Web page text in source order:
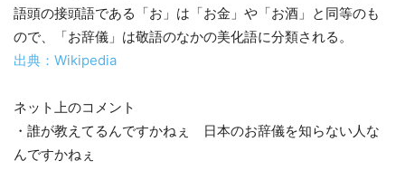
語頭の接頭語である「お」は「お金」や「お酒」と同等のも
ので、「お辞儀」は敬語のなかの美化語に分類される。
出典：Wikipedia
ネット上のコメント
・誰が教えてるんですかねぇ 日本のお辞儀を知らない人な
んですかねぇ